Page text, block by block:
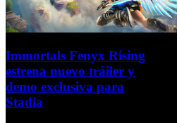
Immortals Fenyx Rising
estrena nuevo tráiler y
demo exclusiva para
Stadia